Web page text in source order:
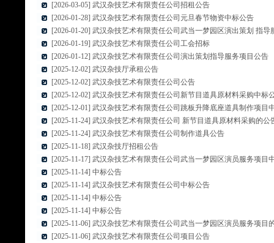
[2026-03-05] 武汉杂技艺术有限责任公司招租公告
[2026-01-28] 武汉杂技艺术有限责任公司元旦春节物资中标公告
[2026-01-20] 武汉杂技艺术有限责任公司武当一梦园区演出策划 指导
[2026-01-19] 武汉杂技艺术有限责任公司工会招标
[2026-01-12] 武汉杂技艺术有限责任公司演出策划指导服务项目公告
[2025-12-02] 武汉杂技厅承租公告
[2025-12-02] 武汉杂技艺术有限责任公司公告
[2025-12-02] 武汉杂技艺术有限责任公司新节目道具原材料采购中标
[2025-12-01] 武汉杂技艺术有限责任公司跳板升降底座道具制作项目
[2025-11-24] 武汉杂技艺术有限责任公司 新节目道具原材料采购的公
[2025-11-24] 武汉杂技艺术有限责任公司制作道具公告
[2025-11-18] 武汉杂技厅招租公告
[2025-11-17] 武汉杂技艺术有限责任公司武当一梦园区演员服务项目
[2025-11-14] 中标公告
[2025-11-14] 武汉杂技艺术有限责任公司中标公告
[2025-11-14] 中标公告
[2025-11-14] 中标公告
[2025-11-06] 武汉杂技艺术有限责任公司武当一梦园区演员服务项目
[2025-11-06] 武汉杂技艺术有限责任公司项目公告